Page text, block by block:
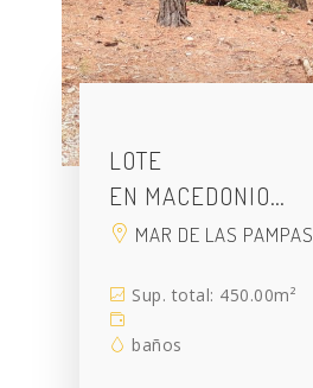
LOTE
EN MACEDONIO…
MAR DE LAS PAMPAS
Sup. total: 450.00m²
baños